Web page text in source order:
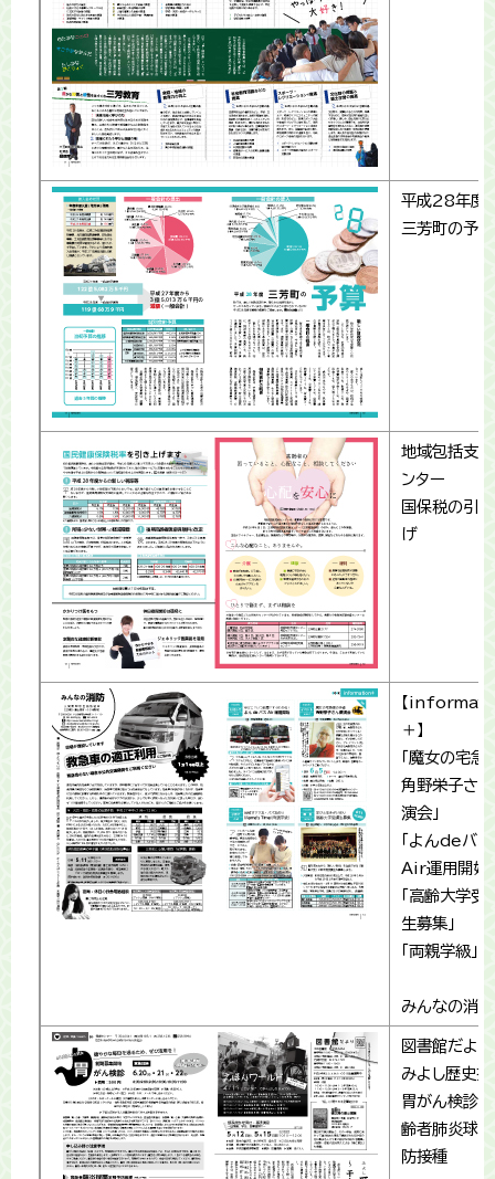
平成28年
三芳町の予算
地域包括支
ンター
国保税の引
げ
【
＋】
「魔女の宅
角野栄子さ
演会」
「よんdeバス
Air運用開始」
「高齢大学受
生募集」
「両親学級」
みんなの消防
図書館だより
みよし歴史探
胃がん検診・
齢者肺炎球
防接種